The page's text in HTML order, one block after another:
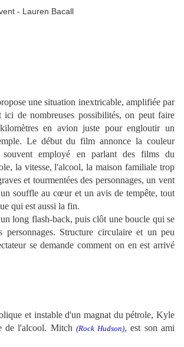
une situation inextricable, amplifiée par
ici de nombreuses possibilités, on peut faire
en avion juste pour engloutir un
Le début du film annonce la couleur
souvent employé en parlant des films du
la vitesse, l'alcool, la maison familiale trop
et tourmentées des personnages, un vent
souffle au cœur et un avis de tempête, tout
qui est aussi la fin.
long flash-back, puis clôt une boucle qui se
personnages. Structure circulaire et un peu
se demande comment on en est arrivé
et instable d'un magnat du pétrole, Kyle
de l'alcool. Mitch (Rock Hudson), est son ami